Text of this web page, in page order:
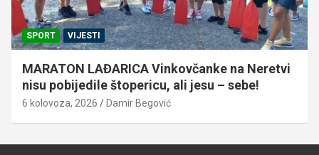
SPORT VIJESTI
MARATON LAĐARICA Vinkovčanke na Neretvi
nisu pobijedile štopericu, ali jesu – sebe!
6 kolovoza, 2026 Damir Begović